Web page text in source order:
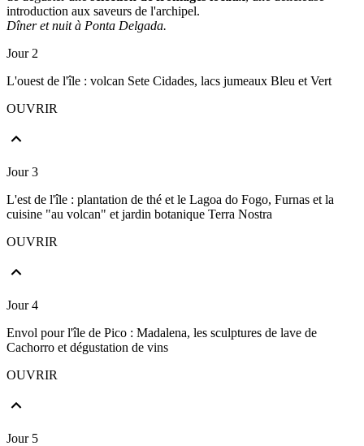
introduction aux saveurs de l'archipel.
Dîner et nuit à Ponta Delgada.
Jour 2
L'ouest de l'île : volcan Sete Cidades, lacs jumeaux Bleu et Vert
OUVRIR
Jour 3
L'est de l'île : plantation de thé et le Lagoa do Fogo, Furnas et la
cuisine "au volcan" et jardin botanique Terra Nostra
OUVRIR
Jour 4
Envol pour l'île de Pico : Madalena, les sculptures de lave de
Cachorro et dégustation de vins
OUVRIR
Jour 5